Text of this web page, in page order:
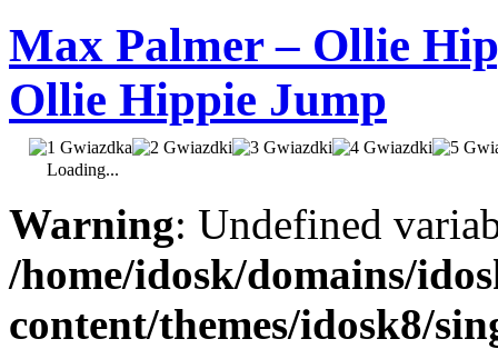
Max Palmer – Ollie
Ollie Hippie Jump
Loading...
Warning: Undefined
/home/idosk/domains/
content/themes/idosk8/